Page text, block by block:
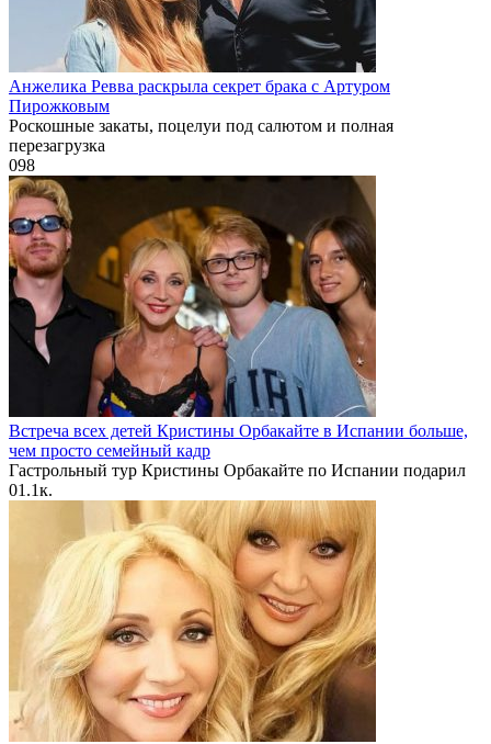
Анжелика Ревва раскрыла секрет брака с Артуром
Пирожковым
Роскошные закаты, поцелуи под салютом и полная
перезагрузка
098
Встреча всех детей Кристины Орбакайте в Испании больше,
чем просто семейный кадр
Гастрольный тур Кристины Орбакайте по Испании подарил
01.1к.